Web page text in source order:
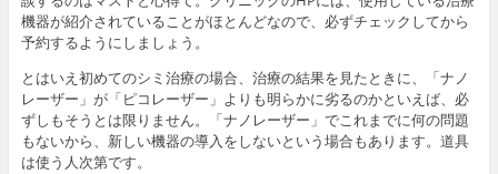
機器が紹介されていることがほとんどなので、必ずチェックしてから
予約するようにしましょう。
とはいえ初めてのシミ治療の場合、治療の結果を見たときに、「ナノ
レーザー」が「ピコレーザー」よりも明らかに劣るのかといえば、必
ずしもそうとは限りません。「ナノレーザー」でこれまでに何の問題
もないから、新しい機器の導入をしないという場合もあります。道具
は使う人次第です。